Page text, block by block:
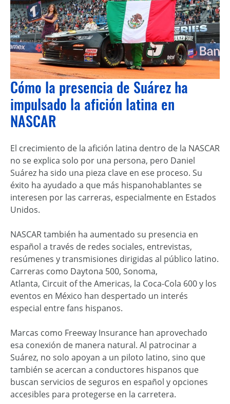
Cómo la presencia de Suárez ha
impulsado la afición latina en
NASCAR
El crecimiento de la afición latina dentro de la NASCAR
no se explica solo por una persona, pero Daniel
Suárez ha sido una pieza clave en ese proceso. Su
éxito ha ayudado a que más hispanohablantes se
interesen por las carreras, especialmente en Estados
Unidos.
NASCAR también ha aumentado su presencia en
español a través de redes sociales, entrevistas,
resúmenes y transmisiones dirigidas al público latino.
Carreras como Daytona 500, Sonoma,
Atlanta, Circuit of the Americas, la Coca-Cola 600 y los
eventos en México han despertado un interés
especial entre fans hispanos.
Marcas como Freeway Insurance han aprovechado
esa conexión de manera natural. Al patrocinar a
Suárez, no solo apoyan a un piloto latino, sino que
también se acercan a conductores hispanos que
buscan servicios de seguros en español y opciones
accesibles para protegerse en la carretera.